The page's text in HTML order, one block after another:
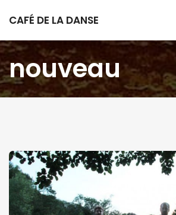
CAFÉ DE LA DANSE
nouveau